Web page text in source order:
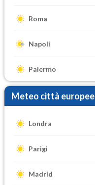
Roma
Napoli
Palermo
Meteo città europee
Londra
Parigi
Madrid